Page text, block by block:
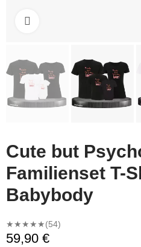
Cute but
Familienset T-
Babybody
★★★★★(54)
59,90 €